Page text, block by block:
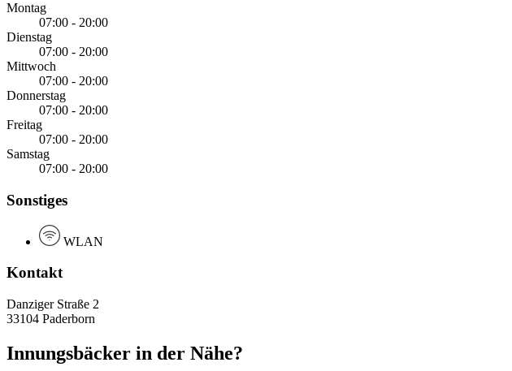
Montag
07:00 - 20:00
Dienstag
07:00 - 20:00
Mittwoch
07:00 - 20:00
Donnerstag
07:00 - 20:00
Freitag
07:00 - 20:00
Samstag
07:00 - 20:00
Sonstiges
WLAN
Kontakt
Danziger Straße 2
33104 Paderborn
Innungsbäcker in der Nähe?